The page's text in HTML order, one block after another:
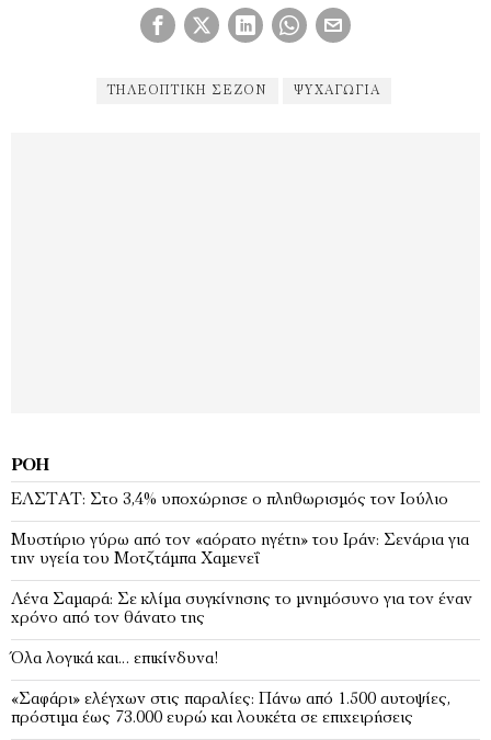
ΤΗΛΕΟΠΤΙΚΉ ΣΕΖΌΝ ΨΥΧΑΓΩΓΊΑ
ΡΟΉ
EΛΣΤΑΤ: Στο 3,4% υποχώρησε ο πληθωρισμός τον Ιούλιο
Μυστήριο γύρω από τον «αόρατο ηγέτη» του Ιράν: Σενάρια για
την υγεία του Μοτζτάμπα Χαμενεΐ
Λένα Σαμαρά: Σε κλίμα συγκίνησης το μνημόσυνο για τον έναν
χρόνο από τον θάνατο της
Όλα λογικά και… επικίνδυνα!
«Σαφάρι» ελέγχων στις παραλίες: Πάνω από 1.500 αυτοψίες,
πρόστιμα έως 73.000 ευρώ και λουκέτα σε επιχειρήσεις